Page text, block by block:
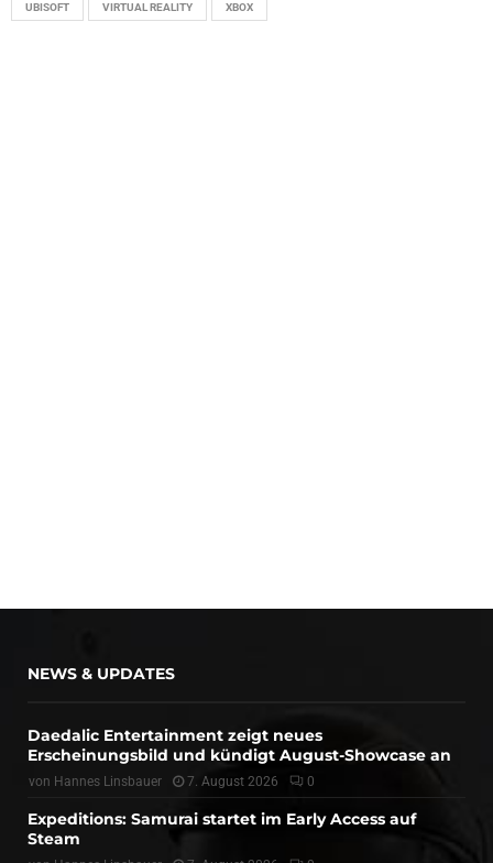
UBISOFT VIRTUAL REALITY XBOX
NEWS & UPDATES
Daedalic Entertainment zeigt neues
Erscheinungsbild und kündigt August-Showcase an
von Hannes Linsbauer 7. August 2026 0
Expeditions: Samurai startet im Early Access auf
Steam